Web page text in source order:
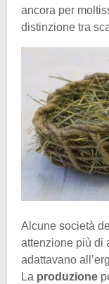
ancora per
distinzione tra
Alcune società
attenzione più di
adattavano
La produzione